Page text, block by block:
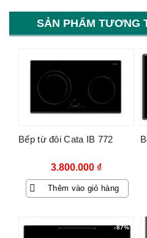
SẢN PHẨM TƯƠNG
Bếp từ đôi Cata IB 772
3.800.000 ₫
Thêm vào giỏ hàng
-87%